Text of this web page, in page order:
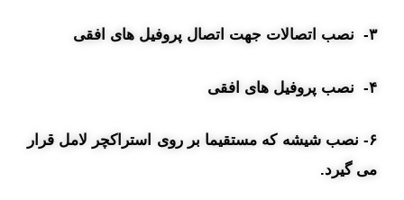
۳- نصب اتصالات جهت اتصال پروفیل های افقی
۴- نصب پروفیل های افقی
۶- نصب شیشه که مستقیما بر روی استراکچر لامل قرار
می گیرد.